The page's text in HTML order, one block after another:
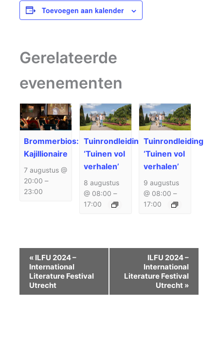
Toevoegen aan kalender
Gerelateerde
evenementen
Brommerbios:
Kajillionaire
7 augustus @
20:00 –
23:00
Tuinrondleiding
‘Tuinen vol
verhalen’
8 augustus
@ 08:00 –
17:00
Tuinrondleiding
‘Tuinen vol
verhalen’
9 augustus
@ 08:00 –
17:00
Evenement
Navigatie
« ILFU 2024 –
International
Literature Festival
Utrecht
ILFU 2024 –
International
Literature Festival
Utrecht »